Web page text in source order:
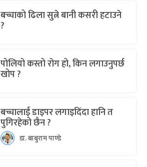
बच्चाको ढिला सुत्ने बानी कसरी हटाउने
?
पोलियो कस्तो रोग हो, किन लगाउनुपर्छ
खोप ?
बच्चालाई डाइपर लगाइदिंदा हानि त
पुगिरहेको छैन ?
डा. बाबुराम पाण्डे